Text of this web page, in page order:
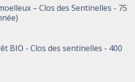
– Clos des Sentinelles - 75
BIO - Clos des sentinelles - 400